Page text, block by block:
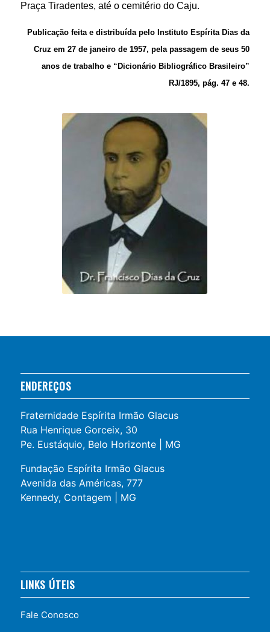
Praça Tiradentes, até o cemitério do Caju.
Publicação feita e distribuída pelo Instituto Espírita Dias da
Cruz em 27 de janeiro de 1957, pela passagem de seus 50
anos de trabalho e “Dicionário Bibliográfico Brasileiro”
RJ/1895, pág. 47 e 48.
ENDEREÇOS
Fraternidade Espírita Irmão Glacus
Rua Henrique Gorceix, 30
Pe. Eustáquio, Belo Horizonte | MG
Fundação Espírita Irmão Glacus
Avenida das Américas, 777
Kennedy, Contagem | MG
LINKS ÚTEIS
Fale Conosco